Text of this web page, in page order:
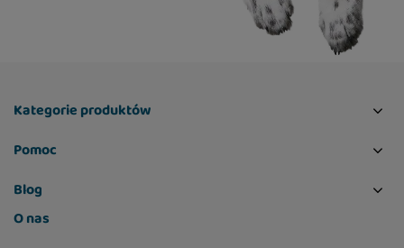
świeża wołowina (70%), groch żółty, tłuszcz
wołowy (3%), hydrolizowana wątroba (3%), białko
soczewica czerwona, lignoceluloza, chlorek
potasu, mąka grochowa, suszony rokitnik
zwyczajny (0,2%), suszony korzeń imbiru (0,1%),
Kategorie produktów
Pomoc
Blog
O nas